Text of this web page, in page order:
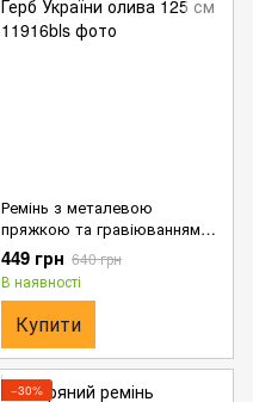
Ремінь з металевою
пряжкою та гравіюванням
Герб України олива 125 см
449 грн 640 грн
В наявності
Купити
−30%